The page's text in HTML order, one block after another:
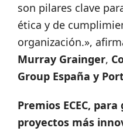
son pilares clave
ética y de
organización.»,
Murray Grainger,
Group España y
Premios ECEC,
proyectos más